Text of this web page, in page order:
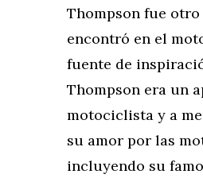
Thompson fue
encontró en el
fuente de
Thompson era un
motociclista y a
su amor por las
incluyendo su